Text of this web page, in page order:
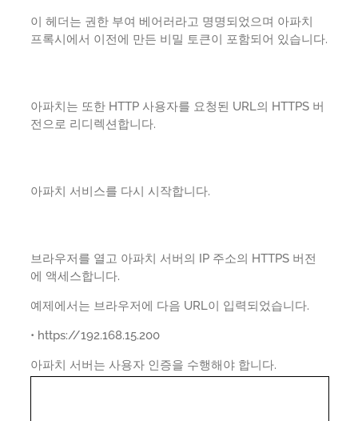
이 헤더는 권한 부여 베어러라고 명명되었으며 아파치
프록시에서 이전에 만든 비밀 토큰이 포함되어 있습니다.
아파치는 또한 HTTP 사용자를 요청된 URL의 HTTPS 버
전으로 리디렉션합니다.
아파치 서비스를 다시 시작합니다.
브라우저를 열고 아파치 서버의 IP 주소의 HTTPS 버전
에 액세스합니다.
예제에서는 브라우저에 다음 URL이 입력되었습니다.
• https://192.168.15.200
아파치 서버는 사용자 인증을 수행해야 합니다.